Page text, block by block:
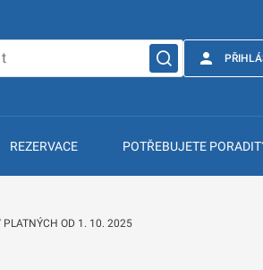
REZERVACE POTŘEBUJETE
PLATNÝCH OD 1. 10. 2025